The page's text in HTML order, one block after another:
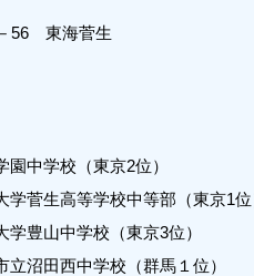
56 東海菅生
中学校（東京2位）
菅生高等学校中等部（東京1位
豊山中学校（東京3位）
沼田西中学校（群馬１位）